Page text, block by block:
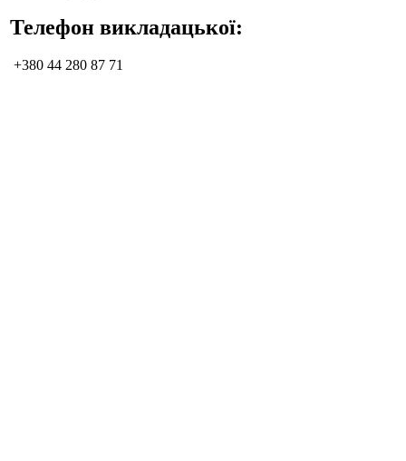
Телефон викладацької:
+380 44 280 87 71